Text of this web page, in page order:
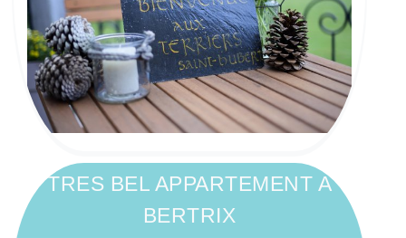
TRES BEL APPARTEMENT A
BERTRIX